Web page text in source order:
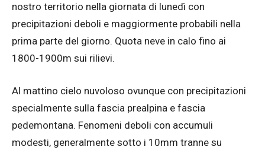
nostro territorio nella giornata di lunedì con
precipitazioni deboli e maggiormente probabili nella
prima parte del giorno. Quota neve in calo fino ai
1800-1900m sui rilievi.
Al mattino cielo nuvoloso ovunque con precipitazioni
specialmente sulla fascia prealpina e fascia
pedemontana. Fenomeni deboli con accumuli
modesti, generalmente sotto i 10mm tranne su